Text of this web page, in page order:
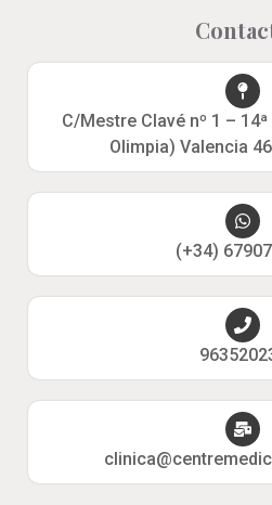
C/Mestre Clavé nº 1 –
Olimpia) Valencia
(+34)